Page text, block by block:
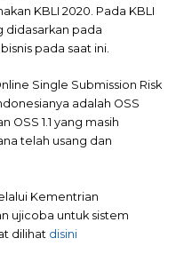
KBLI 2020. Pada KBLI
didasarkan pada
pada saat ini.
Single Submission Risk
adalah OSS
OSS 1.1 yang masih
telah usang dan
Kementrian
ujicoba untuk sistem
dilihat disini